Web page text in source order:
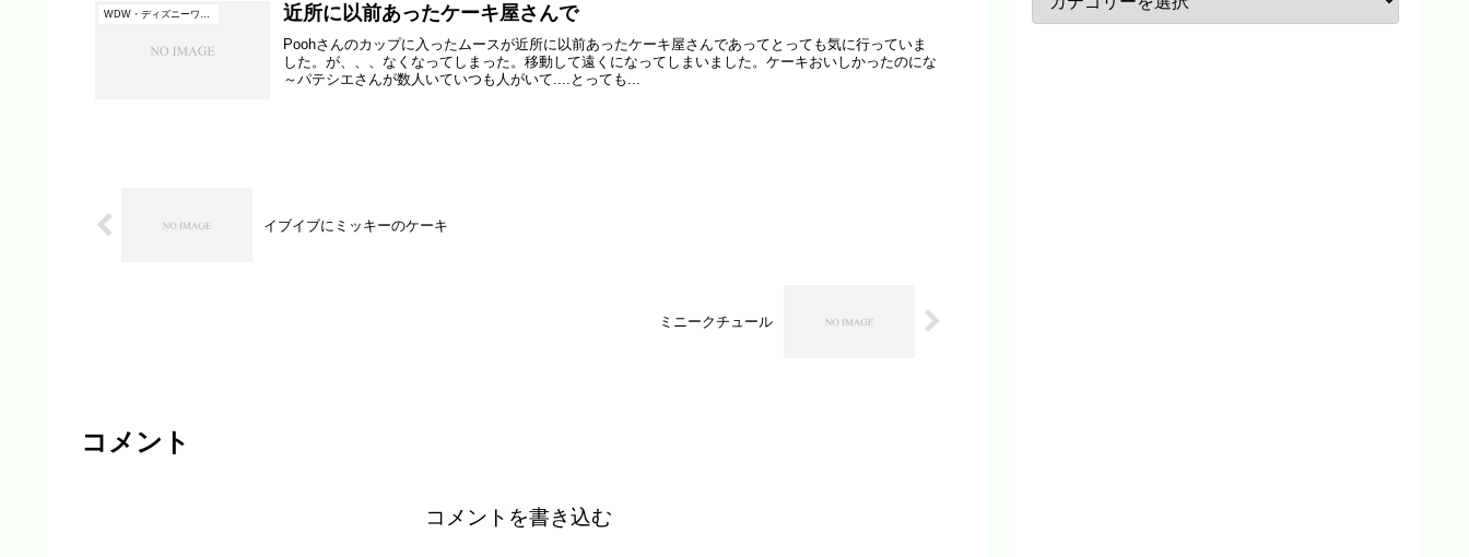
近所に以前あったケーキ屋さんで
Poohさんのカップに入ったムースが近所に以前あったケーキ屋さんであってとっても気に行っていま
した。が、、、なくなってしまった。移動して遠くになってしまいました。ケーキおいしかったのにな
～パテシエさんが数人いていつも人がいて....とっても...
イブイブにミッキーのケーキ
ミニークチュール
コメント
コメントを書き込む